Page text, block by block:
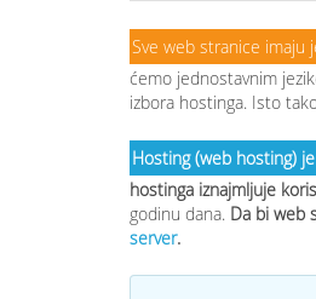
Sve web stranice imaju
ćemo jednostavnim
izbora hostinga. Isto
Hosting (web hosting)
hostinga iznajmljuje
godinu dana. Da bi web
server.